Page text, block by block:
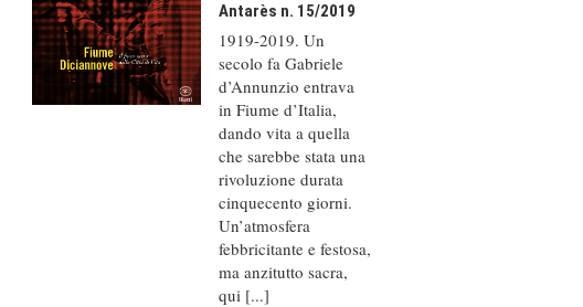
Antarès n. 15/2019
1919-2019. Un
secolo fa Gabriele
d’Annunzio entrava
in Fiume d’Italia,
dando vita a quella
che sarebbe stata una
rivoluzione durata
cinquecento giorni.
Un’atmosfera
febbricitante e festosa,
ma anzitutto sacra,
qui [...]